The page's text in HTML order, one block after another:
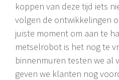
koppen van deze tijd iets
volgen de ontwikkelingen
juiste moment om aan te
metselrobot is het nog te
binnenmuren testen we al
geven we klanten nog